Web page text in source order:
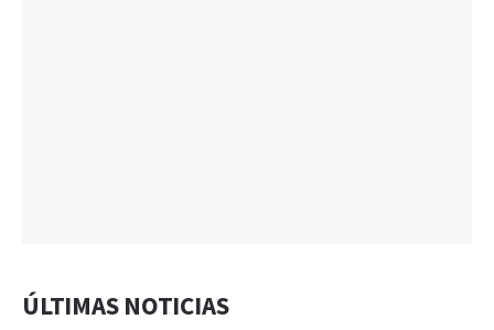
ÚLTIMAS NOTICIAS